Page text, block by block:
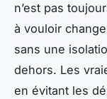
n’est pas
à vouloir
sans une
dehors. Les
en évitant les